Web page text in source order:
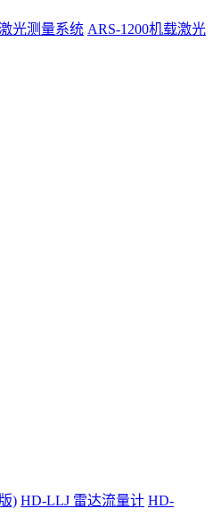
光测量系统 ARS-1200机载激光
) HD-LLJ 雷达流量计 HD-